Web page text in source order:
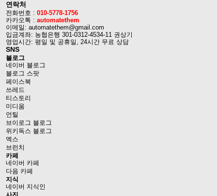
연락처
전화번호 : 010-5778-1756
카카오톡 : automatethem
이메일: automatethem@gmail.com
입금계좌: 농협은행 301-0312-4534-11 권상기
영업시간: 평일 및 공휴일, 24시간 무료 상담
SNS
블로그
네이버 블로그
블로그 스팟
페이스북
쓰레드
티스토리
미디움
언틸
브이로그 블로그
위키독스 블로그
엑스
브런치
카페
네이버 카페
다음 카페
지식
네이버 지식인